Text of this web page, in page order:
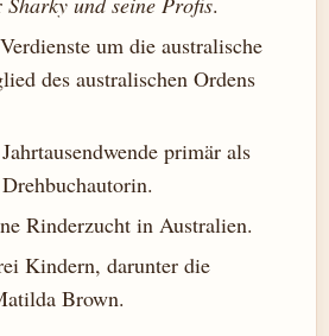
um die australische
des australischen Ordens
primär als
Rinderzucht in Australien.
Kindern, darunter die
Brown.